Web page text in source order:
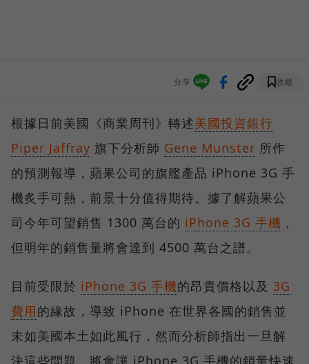
分享 收藏
根據日前美國《商業周刊》轉述美國投資銀行
Piper Jaffray 旗下分析師 Gene Munster 所作
的預測報導，蘋果公司的旗艦產品 iPhone 3G 手
機炙手可熱，前景十分值得期待。據了解蘋果公
司今年可望銷售 1300 萬台的 iPhone 3G 手機 ，
但明年的銷售量將會達到 4500 萬台之譜。
目前受限於 iPhone 3G 手機的昂貴價格以及 3G
費用的緣故，導致 iPhone 在世界各國的銷售並
未如美國本土如此風行，然而分析師指出一旦解
決這些問題，將會讓 iPhone 3G 手機的銷量快速